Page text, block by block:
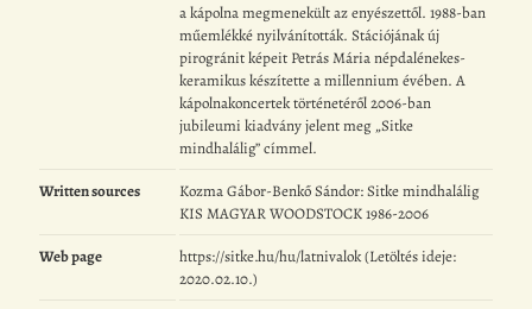
a kápolna megmenekült az enyészettől. 1988-ban
műemlékké nyilvánították. Stációjának új
pirogránit képeit Petrás Mária népdalénekes-
keramikus készítette a millennium évében. A
kápolnakoncertek történetéről 2006-ban
jubileumi kiadvány jelent meg „Sitke
mindhalálig” címmel.
Written sources
Kozma Gábor-Benkő Sándor: Sitke mindhalálig
KIS MAGYAR WOODSTOCK 1986-2006
Web page
https://sitke.hu/hu/latnivalok (Letöltés ideje:
2020.02.10.)